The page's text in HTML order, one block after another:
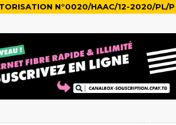
N°0020/HAAC/12-2020/PL/P